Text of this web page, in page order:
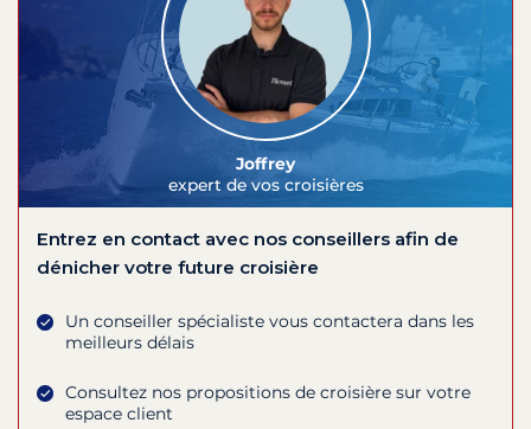
Joffrey
expert de vos croisières
Entrez en contact avec nos conseillers afin de
dénicher votre future croisière
Un conseiller spécialiste vous contactera dans les
meilleurs délais
Consultez nos propositions de croisière sur votre
espace client